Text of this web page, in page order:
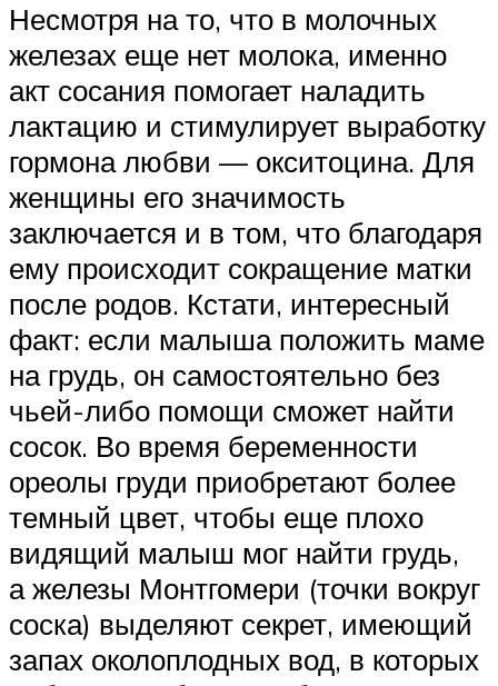
Несмотря на то, что в молочных
железах еще нет молока, именно
акт сосания помогает наладить
лактацию и стимулирует выработку
гормона любви — окситоцина. Для
женщины его значимость
заключается и в том, что благодаря
ему происходит сокращение матки
после родов. Кстати, интересный
факт: если малыша положить маме
на грудь, он самостоятельно без
чьей-либо помощи сможет найти
сосок. Во время беременности
ореолы груди приобретают более
темный цвет, чтобы еще плохо
видящий малыш мог найти грудь,
а железы Монтгомери (точки вокруг
соска) выделяют секрет, имеющий
запах околоплодных вод, в которых